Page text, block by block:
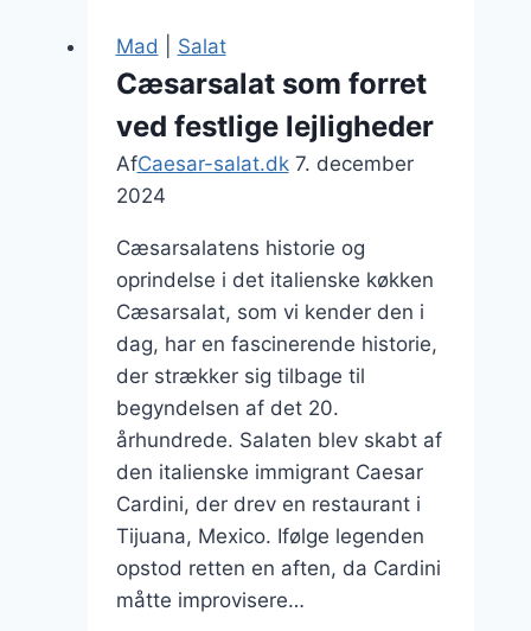
pølser
Mad Salat
Cæsarsalat som forret
ved festlige lejligheder
AfCaesar-salat.dk 7. december
2024
Cæsarsalatens historie og
oprindelse i det italienske køkken
Cæsarsalat, som vi kender den i
dag, har en fascinerende historie,
der strækker sig tilbage til
begyndelsen af det 20.
århundrede. Salaten blev skabt af
den italienske immigrant Caesar
Cardini, der drev en restaurant i
Tijuana, Mexico. Ifølge legenden
opstod retten en aften, da Cardini
måtte improvisere…